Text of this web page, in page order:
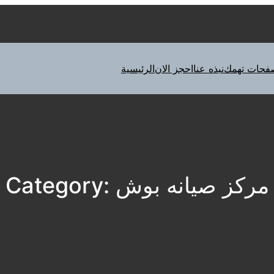
الرئيسيةاحجز الاننبذه عناتهمك
Category: مركز صيانه بوش